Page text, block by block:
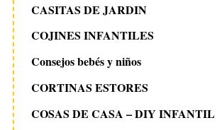
CASITAS DE JARDIN
COJINES INFANTILES
Consejos bebés y niños
CORTINAS ESTORES
COSAS DE CASA – DIY INFANTIL